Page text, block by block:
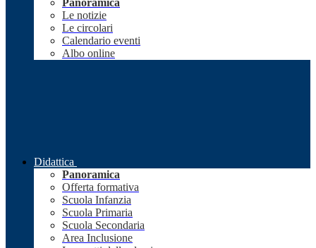
Panoramica
Le notizie
Le circolari
Calendario eventi
Albo online
Didattica
Panoramica
Offerta formativa
Scuola Infanzia
Scuola Primaria
Scuola Secondaria
Area Inclusione